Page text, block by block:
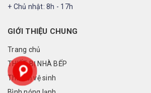
+ Chủ nhật: 8h - 17h
GIỚI THIỆU CHUNG
Trang chủ
THIẾT BỊ NHÀ BẾP
Thiết bị vệ sinh